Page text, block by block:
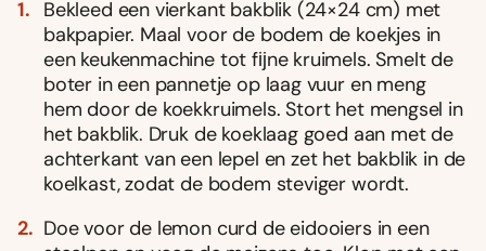
Bekleed een vierkant bakblik (24×24 cm) met
bakpapier. Maal voor de bodem de koekjes in
een keukenmachine tot fĳne kruimels. Smelt de
boter in een pannetje op laag vuur en meng
hem door de koekkruimels. Stort het mengsel in
het bakblik. Druk de koeklaag goed aan met de
achterkant van een lepel en zet het bakblik in de
koelkast, zodat de bodem steviger wordt.
Doe voor de lemon curd de eidooiers in een